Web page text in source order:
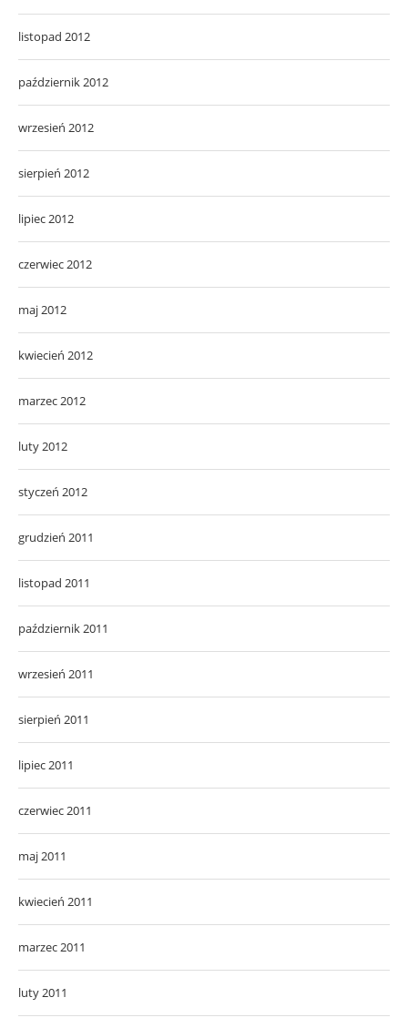
listopad 2012
październik 2012
wrzesień 2012
sierpień 2012
lipiec 2012
czerwiec 2012
maj 2012
kwiecień 2012
marzec 2012
luty 2012
styczeń 2012
grudzień 2011
listopad 2011
październik 2011
wrzesień 2011
sierpień 2011
lipiec 2011
czerwiec 2011
maj 2011
kwiecień 2011
marzec 2011
luty 2011